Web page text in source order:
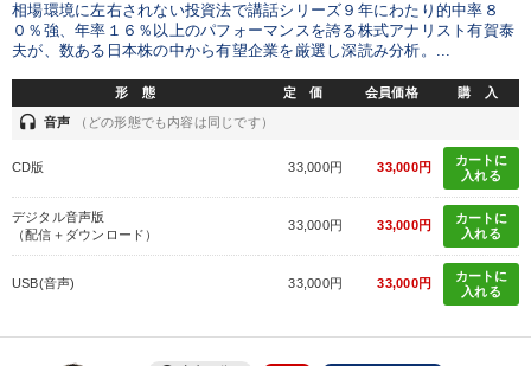
相場環境に左右されない投資法で講話シリーズ９年にわたり的中率８
０％強、年率１６％以上のパフォーマンスを誇る株式アナリスト有賀泰
夫が、数ある日本株の中から有望企業を厳選し深読み分析。...
形 態 定 価 会員価格 購 入
headset 音声 （どの形態でも内容は同じです）
CD版 33,000円 33,000円
カートに
入れる
デジタル音声版
（配信＋ダウンロード）
33,000円 33,000円
カートに
入れる
USB(音声) 33,000円 33,000円
カートに
入れる